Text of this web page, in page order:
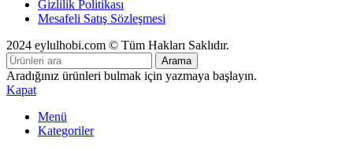
Gizlilik Politikası
Mesafeli Satış Sözleşmesi
2024 eylulhobi.com © Tüm Hakları Saklıdır.
Arama
Aradığınız ürünleri bulmak için yazmaya başlayın.
Kapat
Menü
Kategoriler